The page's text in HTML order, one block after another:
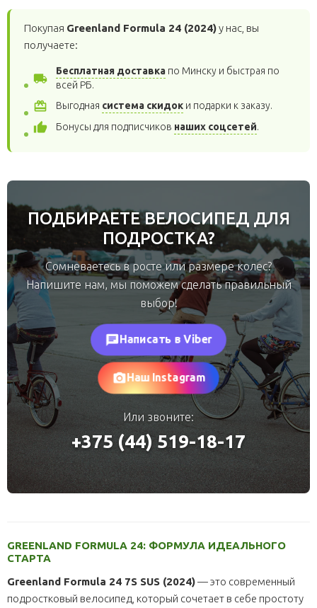
Покупая Greenland Formula 24 (2024)у нас, вы
получаете:
local_shipping
Бесплатная доставка по Минску и быстрая по
всей РБ.
card_giftcard Выгодная система скидок и подарки к заказу.
thumb_up Бонусы для подписчиков наших соцсетей.
ПОДБИРАЕТЕ ВЕЛОСИПЕД ДЛЯ
ПОДРОСТКА?
Сомневаетесь в росте или размере колес?
Напишите нам, мы поможем сделать правильный
выбор!
chat Написать в Viber
photo_cameraНаш Instagram
Или звоните:
+375 (44) 519-18-17
GREENLAND FORMULA 24: ФОРМУЛА ИДЕАЛЬНОГО
СТАРТА
Greenland Formula 24 7S SUS (2024)— это современный
подростковый велосипед, который сочетает в себе простоту